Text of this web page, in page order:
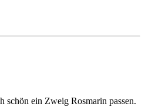
schön ein Zweig Rosmarin passen.